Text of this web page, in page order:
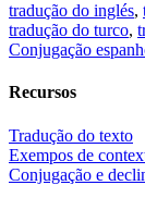
tradução do inglés,
tradução do turco,
Conjugação
Recursos
Tradução do texto
Exempos de
Conjugação e